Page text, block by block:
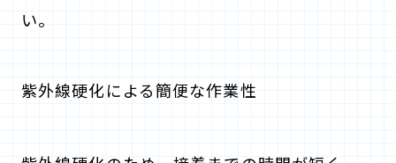
い。
紫外線硬化による簡便な作業性